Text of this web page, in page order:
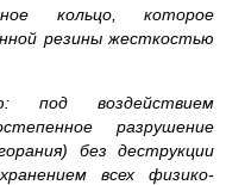
кольцо, которое
резины жесткостью
под воздействием
разрушение
без деструкции
всех физико-